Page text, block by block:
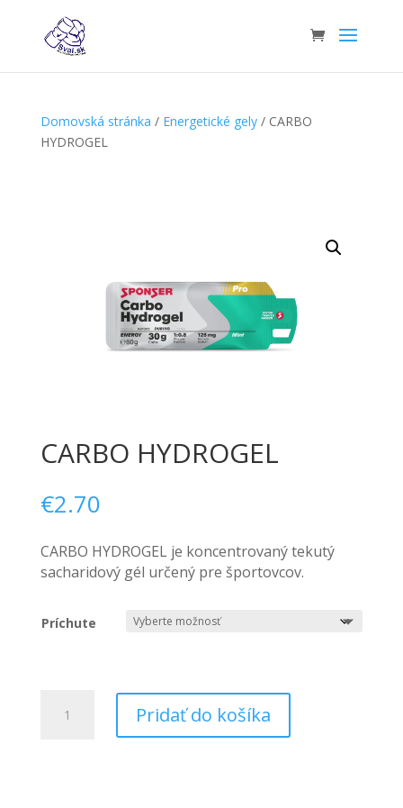
Domovská stránka / Energetické gely/ CARBO
HYDROGEL
CARBO HYDROGEL
€2.70
CARBO HYDROGEL je koncentrovaný tekutý
sacharidový gél určený pre športovcov.
Príchute
CARBO
Pridať do košíka